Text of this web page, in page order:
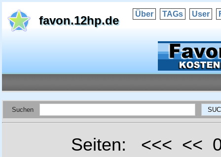
favon.12hp.de Über TAGs User
Suchen
Seiten: <<< <<